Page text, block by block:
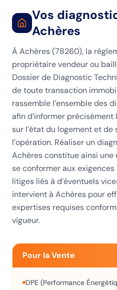
Vos
Achères
À Achères (78260), la
propriétaire vendeur ou
Dossier de Diagnostic
de toute transaction
rassemble l’ensemble des
afin d’informer précisément
sur l’état du logement et
l’opération. Réaliser un
Achères constitue ainsi
se conformer aux
litiges liés à d’éventuels
intervient à Achères pour
expertises requises
vigueur.
Pour la Vente
DPE (Performance